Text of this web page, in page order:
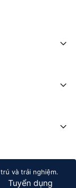
và trải nghiệm.
Tuyển dụng